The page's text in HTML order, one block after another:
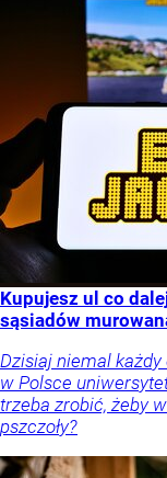
Kupujesz ul co
sąsiadów
Dzisiaj niemal
w Polsce
trzeba zrobić, żeby
pszczoły?